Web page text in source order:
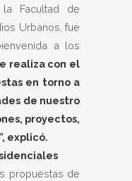
Facultad de
Urbanos, fue
a los
realiza con el
en torno a
de nuestro
proyectos,
explicó.
propuestas de